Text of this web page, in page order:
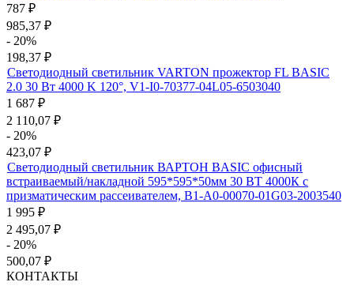
787 ₽
985,37 ₽
- 20%
198,37 ₽
Светодиодный светильник VARTON прожектор FL BASIC
2.0 30 Вт 4000 K 120°, V1-I0-70377-04L05-6503040
1 687 ₽
2 110,07 ₽
- 20%
423,07 ₽
Светодиодный светильник ВАРТОН BASIC офисный
встраиваемый/накладной 595*595*50мм 30 ВТ 4000К с
призматическим рассеивателем, B1-A0-00070-01G03-2003540
1 995 ₽
2 495,07 ₽
- 20%
500,07 ₽
КОНТАКТЫ